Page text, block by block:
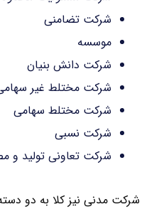
شرکت تضامنی
موسسه
شرکت دانش بنیان
شرکت مختلط غیر
شرکت مختلط سهامی
شرکت نسبی
شرکت تعاونی تولید و
شرکت مدنی نیز کلا به دو